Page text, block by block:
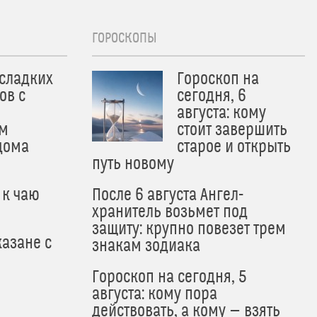
с
чаю
с
ГОРОСКОПЫ
Гороскоп на
сегодня, 6
августа: кому
стоит завершить
старое и открыть
путь новому
После 6 августа Ангел-
хранитель возьмет под
защиту: крупно повезет трем
знакам зодиака
Гороскоп на сегодня, 5
августа: кому пора
действовать, а кому — взять